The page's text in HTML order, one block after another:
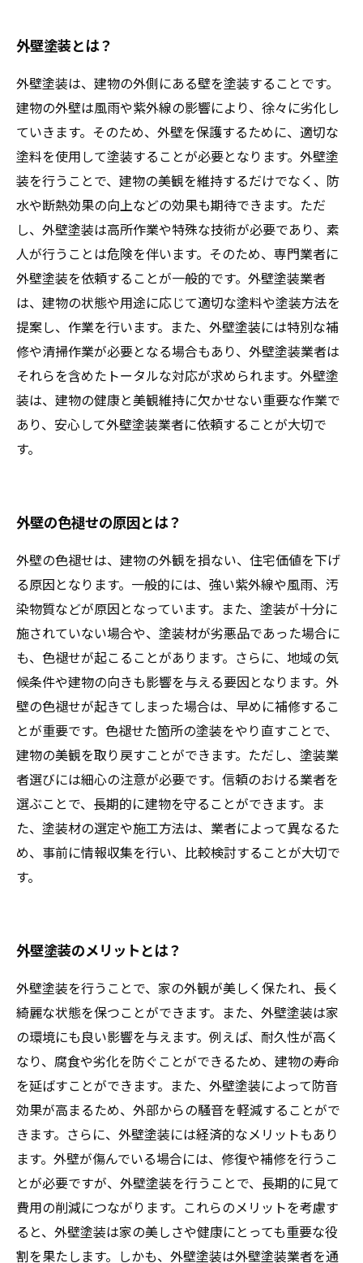
外壁塗装とは？
外壁塗装は、建物の外側にある壁を塗装することです。
建物の外壁は風雨や紫外線の影響により、徐々に劣化し
ていきます。そのため、外壁を保護するために、適切な
塗料を使用して塗装することが必要となります。外壁塗
装を行うことで、建物の美観を維持するだけでなく、防
水や断熱効果の向上などの効果も期待できます。ただ
し、外壁塗装は高所作業や特殊な技術が必要であり、素
人が行うことは危険を伴います。そのため、専門業者に
外壁塗装を依頼することが一般的です。外壁塗装業者
は、建物の状態や用途に応じて適切な塗料や塗装方法を
提案し、作業を行います。また、外壁塗装には特別な補
修や清掃作業が必要となる場合もあり、外壁塗装業者は
それらを含めたトータルな対応が求められます。外壁塗
装は、建物の健康と美観維持に欠かせない重要な作業で
あり、安心して外壁塗装業者に依頼することが大切で
す。
外壁の色褪せの原因とは？
外壁の色褪せは、建物の外観を損ない、住宅価値を下げ
る原因となります。一般的には、強い紫外線や風雨、汚
染物質などが原因となっています。また、塗装が十分に
施されていない場合や、塗装材が劣悪品であった場合に
も、色褪せが起こることがあります。さらに、地域の気
候条件や建物の向きも影響を与える要因となります。外
壁の色褪せが起きてしまった場合は、早めに補修するこ
とが重要です。色褪せた箇所の塗装をやり直すことで、
建物の美観を取り戻すことができます。ただし、塗装業
者選びには細心の注意が必要です。信頼のおける業者を
選ぶことで、長期的に建物を守ることができます。ま
た、塗装材の選定や施工方法は、業者によって異なるた
め、事前に情報収集を行い、比較検討することが大切で
す。
外壁塗装のメリットとは？
外壁塗装を行うことで、家の外観が美しく保たれ、長く
綺麗な状態を保つことができます。また、外壁塗装は家
の環境にも良い影響を与えます。例えば、耐久性が高く
なり、腐食や劣化を防ぐことができるため、建物の寿命
を延ばすことができます。また、外壁塗装によって防音
効果が高まるため、外部からの騒音を軽減することがで
きます。さらに、外壁塗装には経済的なメリットもあり
ます。外壁が傷んでいる場合には、修復や補修を行うこ
とが必要ですが、外壁塗装を行うことで、長期的に見て
費用の削減につながります。これらのメリットを考慮す
ると、外壁塗装は家の美しさや健康にとっても重要な役
割を果たします。しかも、外壁塗装は外壁塗装業者を通